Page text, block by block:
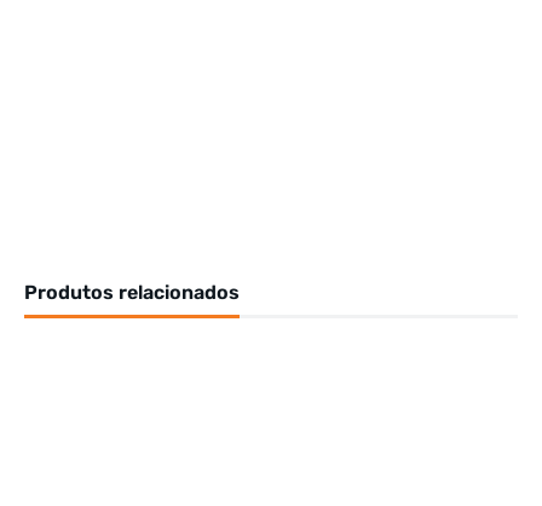
Produtos relacionados